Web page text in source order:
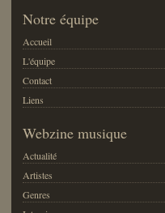
Notre équipe
Accueil
L'équipe
Contact
Liens
Webzine musique
Actualité
Artistes
Genres